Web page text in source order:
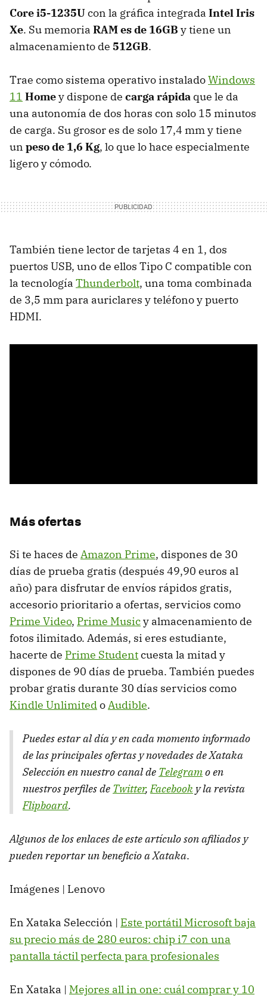
Core i5-1235Ucon la gráfica integrada Intel Iris
Xe. Su memoria RAM es de 16GB y tiene un
almacenamiento de 512GB.
Trae como sistema operativo instaladoWindows
11 Homey dispone de carga rápida que le da
una autonomía de dos horas con solo 15 minutos
de carga. Su grosor es de solo 17,4 mm y tiene
un peso de 1,6 Kg, lo que lo hace especialmente
ligero y cómodo.
También tiene lector de tarjetas 4 en 1, dos
puertos USB, uno de ellos Tipo C compatible con
la tecnología Thunderbolt, una toma combinada
de 3,5 mm para auriclares y teléfono y puerto
HDMI.
Más ofertas
Si te haces de Amazon Prime, dispones de 30
días de prueba gratis (después 49,90 euros al
año) para disfrutar de envíos rápidos gratis,
accesorio prioritario a ofertas, servicios como
Prime Video, Prime Musicy almacenamiento de
fotos ilimitado. Además, si eres estudiante,
hacerte de Prime Studentcuesta la mitad y
dispones de 90 días de prueba. También puedes
probar gratis durante 30 días servicios como
Kindle UnlimitedoAudible.
Puedes estar al día y en cada momento informado
de las principales ofertas y novedades de Xataka
Selección en nuestro canal de Telegramo en
nuestros perfiles de Twitter,Facebook y la revista
Flipboard.
Algunos de los enlaces de este artículo son afiliados y
pueden reportar un beneficio a Xataka.
Imágenes | Lenovo
En Xataka Selección | Este portátil Microsoft baja
su precio más de 280 euros: chip i7 con una
pantalla táctil perfecta para profesionales
En Xataka | Mejores all in one: cuál comprar y 10